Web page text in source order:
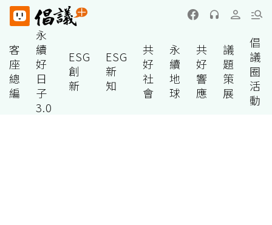
客
座
總
編
永
續
好
日
子
3.0
ESG
創
新
ESG
新
知
共
好
社
會
永
續
地
球
共
好
響
應
議
題
策
展
倡
議
圈
活
動